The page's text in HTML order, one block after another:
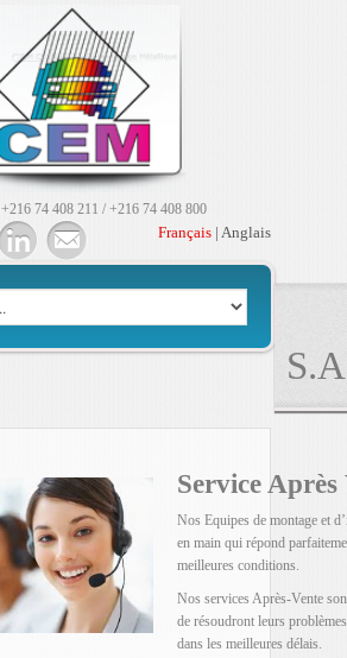
+216 74 408 211 / +216 74 408 800
Français | Anglais
Service Après
Nos Equipes de montage et
en main qui répond
meilleures conditions.
Nos services Après-Vente
de résoudront leurs
dans les meilleures délais.